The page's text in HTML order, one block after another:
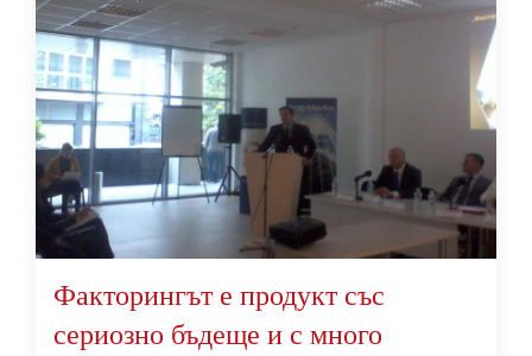
Факторингът е продукт със
сериозно бъдеще и с много